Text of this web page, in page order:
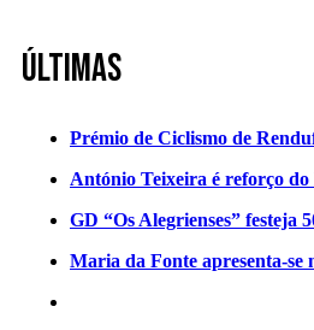
Últimas
Prémio de Ciclismo de
António Teixeira é reforço do
GD “Os Alegrienses” festeja
Maria da Fonte apresenta-se